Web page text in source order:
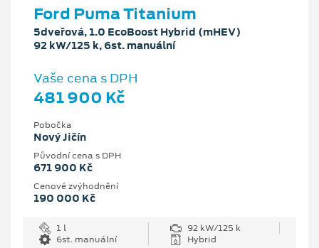
Ford Puma Titanium
5dveřová, 1.0 EcoBoost Hybrid (mHEV)
92 kW/125 k, 6st. manuální
Vaše cena s DPH
481 900 Kč
Pobočka
Nový Jičín
Původní cena s DPH
671 900 Kč
Cenové zvýhodnění
190 000 Kč
1 l
92 kW/125 k
6st. manuální
Hybrid